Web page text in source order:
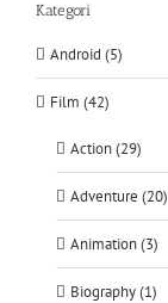
Kategori
Android (5)
Film (42)
Action (29)
Adventure (20)
Animation (3)
Biography (1)